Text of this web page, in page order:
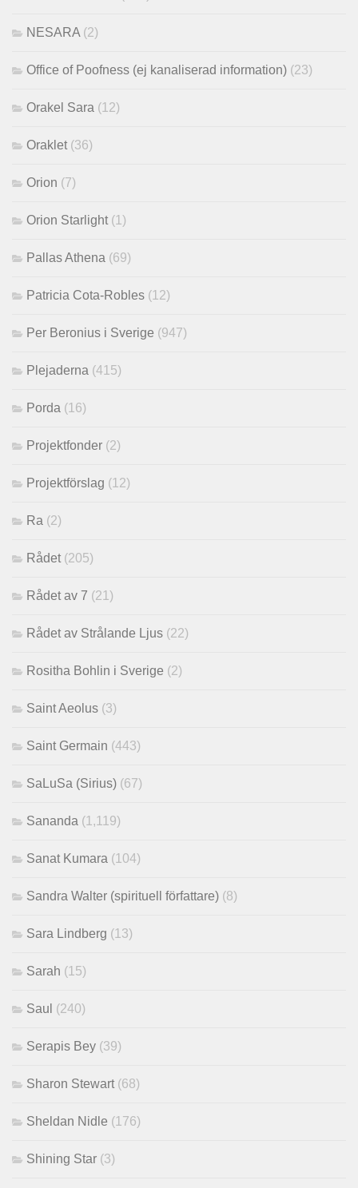
NESARA (2)
Office of Poofness (ej kanaliserad information) (23)
Orakel Sara (12)
Oraklet (36)
Orion (7)
Orion Starlight (1)
Pallas Athena (69)
Patricia Cota-Robles (12)
Per Beronius i Sverige (947)
Plejaderna (415)
Porda (16)
Projektfonder (2)
Projektförslag (12)
Ra (2)
Rådet (205)
Rådet av 7 (21)
Rådet av Strålande Ljus (22)
Rositha Bohlin i Sverige (2)
Saint Aeolus (3)
Saint Germain (443)
SaLuSa (Sirius) (67)
Sananda (1,119)
Sanat Kumara (104)
Sandra Walter (spirituell författare) (8)
Sara Lindberg (13)
Sarah (15)
Saul (240)
Serapis Bey (39)
Sharon Stewart (68)
Sheldan Nidle (176)
Shining Star (3)